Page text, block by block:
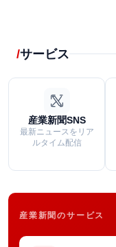
サービス
産業新聞SNS
最新ニュースをリア
ルタイム配信
産業新聞のサービス